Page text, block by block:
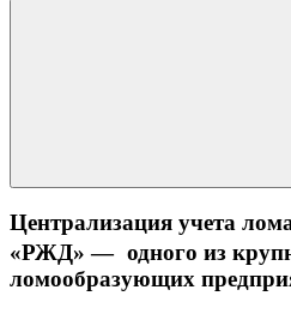
Централизация учета
«РЖД» — одного из
ломообразующих